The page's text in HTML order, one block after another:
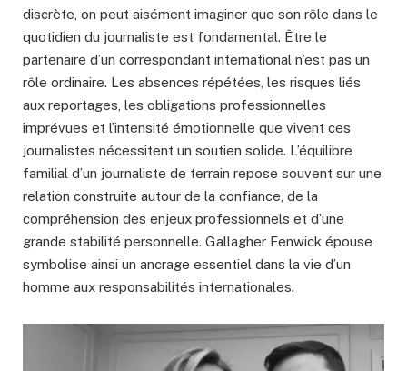
discrète, on peut aisément imaginer que son rôle dans le
quotidien du journaliste est fondamental. Être le
partenaire d’un correspondant international n’est pas un
rôle ordinaire. Les absences répétées, les risques liés
aux reportages, les obligations professionnelles
imprévues et l’intensité émotionnelle que vivent ces
journalistes nécessitent un soutien solide. L’équilibre
familial d’un journaliste de terrain repose souvent sur une
relation construite autour de la confiance, de la
compréhension des enjeux professionnels et d’une
grande stabilité personnelle. Gallagher Fenwick épouse
symbolise ainsi un ancrage essentiel dans la vie d’un
homme aux responsabilités internationales.